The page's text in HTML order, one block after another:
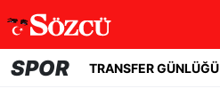
SPOR TRANSFER GÜNLÜĞÜ